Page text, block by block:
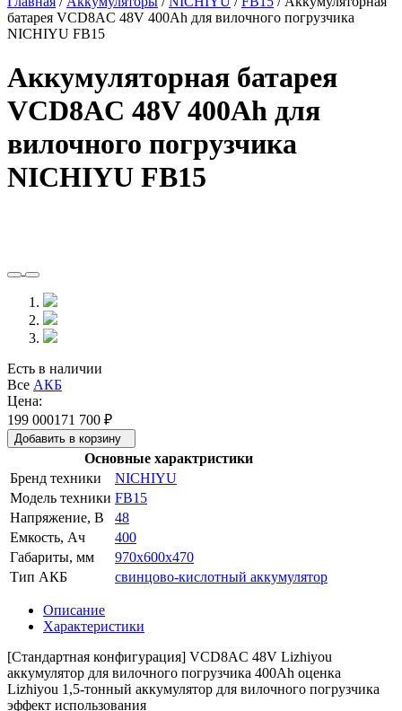
батарея VCD8AC 48V 400Ah для вилочного погрузчика
NICHIYU FB15
Аккумуляторная батарея
VCD8AC 48V 400Ah для
вилочного погрузчика
NICHIYU FB15
Есть в наличии
Все АКБ
Цена:
199 000171 700 ₽
Добавить в корзину
Основные характристики
Бренд техники
NICHIYU
Модель техники FB15
Напряжение, В
48
Емкость, Ач
400
Габариты, мм
970x600x470
Тип АКБ
свинцово-кислотный аккумулятор
Описание
Характеристики
[Стандартная конфигурация] VCD8AC 48V Lizhiyou
аккумулятор для вилочного погрузчика 400Ah оценка
Lizhiyou 1,5-тонный аккумулятор для вилочного погрузчика
эффект использования